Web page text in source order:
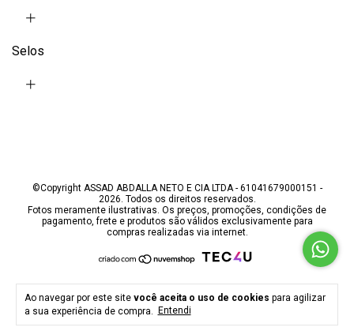
Ao navegar por este site você aceita o uso de cookies para agilizar
a sua experiência de compra.
Entendi
Selos
©Copyright ASSAD ABDALLA NETO E CIA LTDA - 61041679000151 -
2026. Todos os direitos reservados.
Fotos meramente ilustrativas. Os preços, promoções, condições de
pagamento, frete e produtos são válidos exclusivamente para
compras realizadas via internet.